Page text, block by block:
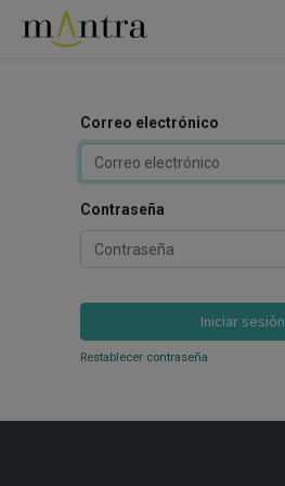
Correo electrónico
Contraseña
Iniciar sesión
Restablecer contraseña